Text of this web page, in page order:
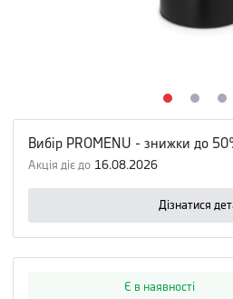
Вибір PROMENU - знижки до
Акція діє до 16.08.2026
Дізнатися
Є в наявності